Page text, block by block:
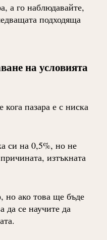
а го наблюдавайте,
подходяща
на условията
кога пазара е с ниска
си на 0,5%, но не
изтъкната
но ако това ще бъде
да се научите да